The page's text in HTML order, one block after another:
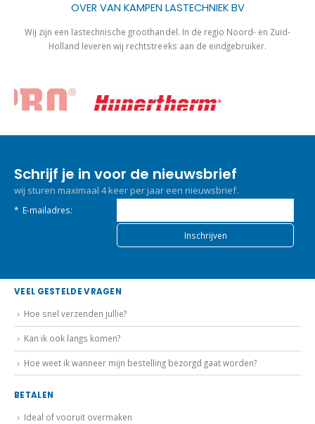
OVER VAN KAMPEN LASTECHNIEK BV
Wij zijn een lastechnische groothandel. In de regio Noord- en Zuid-
Holland leveren wij rechtstreeks aan de eindgebruiker.
Schrijf je in voor de nieuwsbrief
wij sturen maximaal 4 keer per jaar een nieuwsbrief.
* E-mailadres:
VEEL GESTELDE VRAGEN
Hoe snel verzenden jullie?
Kan ik ook langs komen?
Hoe weet ik wanneer mijn bestelling bezorgd gaat worden?
BETALEN
Ideal of vooruit overmaken